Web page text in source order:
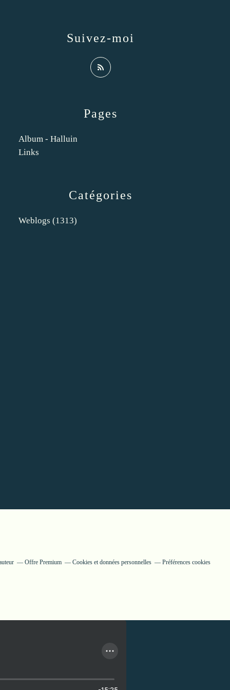
Catégories
Weblogs (1313)
Pages
Album - Halluin
Links
Suivez-moi
Offre Premium Cookies et données personnelles Préférences cookies